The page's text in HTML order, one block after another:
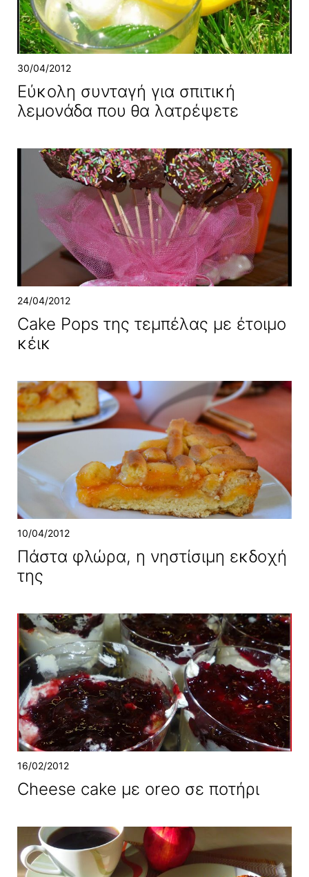
30/04/2012
Εύκολη συνταγή για σπιτική
λεμονάδα που θα λατρέψετε
24/04/2012
Cake Pops της τεμπέλας με έτοιμο
κέικ
10/04/2012
Πάστα φλώρα, η νηστίσιμη εκδοχή
της
16/02/2012
Cheese cake με oreo σε ποτήρι